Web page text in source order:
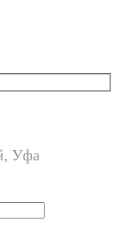
Уфа